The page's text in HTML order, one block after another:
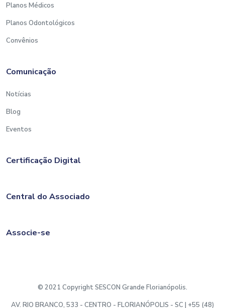
Planos Médicos
Planos Odontológicos
Convênios
Comunicação
Notícias
Blog
Eventos
Certificação Digital
Central do Associado
Associe-se
© 2021 Copyright SESCON Grande Florianópolis.
AV. RIO BRANCO, 533 - CENTRO - FLORIANÓPOLIS - SC | +55 (48)